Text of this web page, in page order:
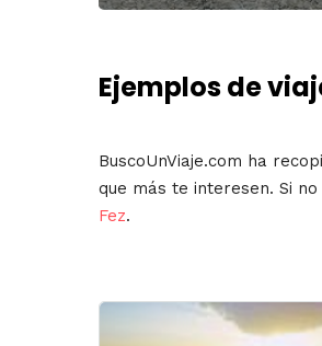
Ejemplos de
BuscoUnViaje.com ha
que más te interesen. Si
Fez.